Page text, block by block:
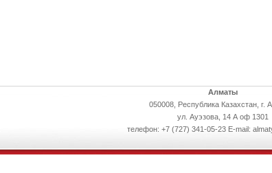
Алматы
050008, Республика Казахстан, г.
ул. Ауэзова, 14 А оф 1301
телефон: +7 (727) 341-05-23 E-mail: